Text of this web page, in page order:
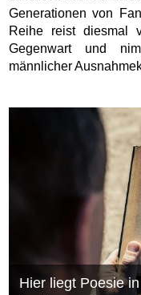
Generationen von
Reihe reist diesmal
Gegenwart und
männlicher
Hier liegt Poesie